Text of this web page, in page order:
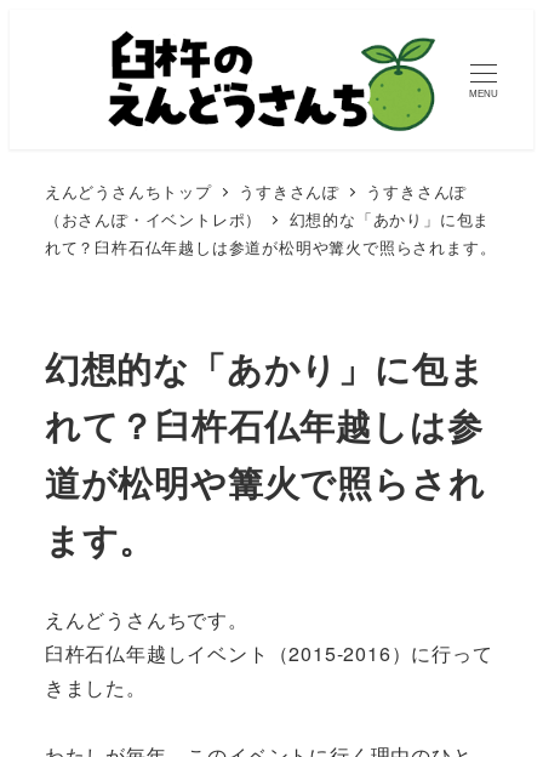
MENU
えんどうさんちトップ うすきさんぽ
うすきさんぽ
（おさんぽ・イベントレポ）
幻想的な「あかり」に包ま
れて？臼杵石仏年越しは参道が松明や篝火で照らされます。
幻想的な「あかり」に包ま
れて？臼杵石仏年越しは参
道が松明や篝火で照らされ
ます。
えんどうさんちです。
臼杵石仏年越しイベント（2015-2016）に行って
きました。